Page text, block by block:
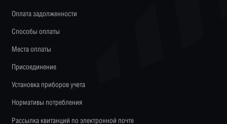
Оплата задолженности
Способы оплаты
Места оплаты
Присоединение
Установка приборов учета
Нормативы потребления
Рассылка квитанций по электронной почте